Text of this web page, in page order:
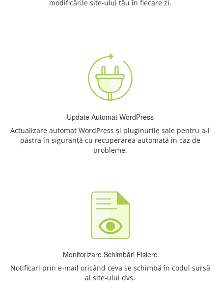
modificările site-ului tău în fiecare zi.
Update Automat WordPress
Actualizare automat WordPress și pluginurile sale pentru a-l
păstra în siguranță cu recuperarea automată în caz de
probleme.
Monitorizare Schimbări Fișiere
Notificari prin e-mail oricând ceva se schimbă în codul sursă
al site-ului dvs.